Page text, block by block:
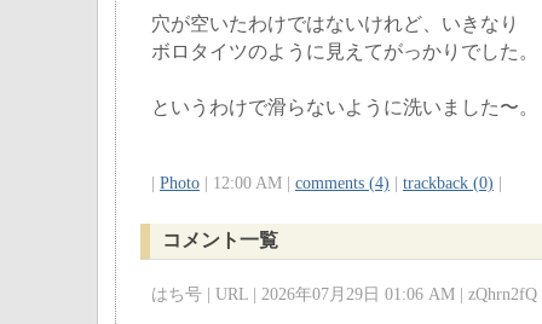
穴が空いたわけではないけれど、いきなり
ボロタイツのように見えてがっかりでした。
というわけで滑らないように洗いました〜。
Photo | 12:00 AM | comments (4) trackback (0)
コメント一覧
はち号 | URL | 2026年07月29日 01:06 AM | zQhrn2fQ